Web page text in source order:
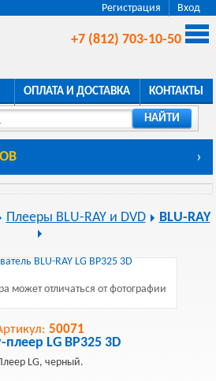
Регистрация Вход
+7 (812) 703-10-50
ОПЛАТА И ДОСТАВКА КОНТАКТЫ
НАЙТИ
›
Плееры BLU-RAY и DVD BLU-RAY
может отличаться от фотографии
50071
плеер LG BP325 3D
LG, черный.